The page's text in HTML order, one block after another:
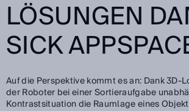
ÖSUNGEN
ICK APPSPACE
Auf die Perspektive kommt es an: Dank 3D-
der Roboter bei einer Sortieraufgabe
Kontrastsituation die Raumlage eines